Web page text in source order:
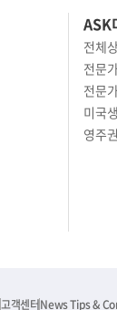
ASK
전체
전문
전문
미국
영주
고객센터News Tips &